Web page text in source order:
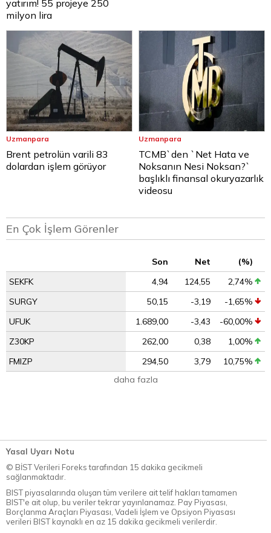
yatırım! 55 projeye 250
milyon lira
Uzmanpara
Brent petrolün varili 83
dolardan işlem görüyor
Uzmanpara
TCMB`den `Net Hata ve
Noksanın Nesi Noksan?`
başlıklı finansal okuryazarlık
videosu
En Çok İşlem Görenler
Son Net
(%)
SEKFK
4,94 124,55
2,74%
SURGY
50,15 -3,19
-1,65%
UFUK
1.689,00 -3,43
-60,00%
Z30KP
262,00 0,38
1,00%
FMIZP
294,50 3,79
10,75%
daha fazla
Yasal Uyarı Notu
© BİST Verileri Foreks tarafından 15 dakika gecikmeli
sağlanmaktadır.
BIST piyasalarında oluşan tüm verilere ait telif hakları tamamen
BIST'e ait olup, bu veriler tekrar yayınlanamaz. Pay Piyasası,
Borçlanma Araçları Piyasası, Vadeli İşlem ve Opsiyon Piyasası
verileri BIST kaynaklı en az 15 dakika gecikmeli verilerdir.